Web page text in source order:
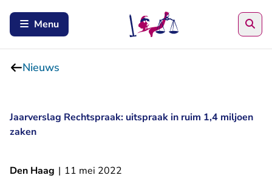
Menu
Nieuws
Jaarverslag Rechtspraak: uitspraak in ruim 1,4 miljoen
zaken
Den Haag | 11 mei 2022